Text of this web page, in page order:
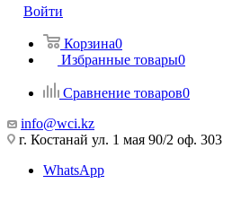
Войти
Корзина0
Избранные товары0
Сравнение товаров0
info@wci.kz
г. Костанай ул. 1 мая 90/2 оф. 303
WhatsApp